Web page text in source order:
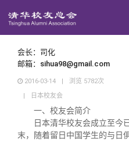
回馈母校
捐赠项目
媒体平台
会长：司化
邮箱：sihua98@gmail.com
2016-03-14 | 浏览 5782次
|
日本校友会
一、校友会简介
日本清华校友会成立至今
末，随着留日中国学生的与日